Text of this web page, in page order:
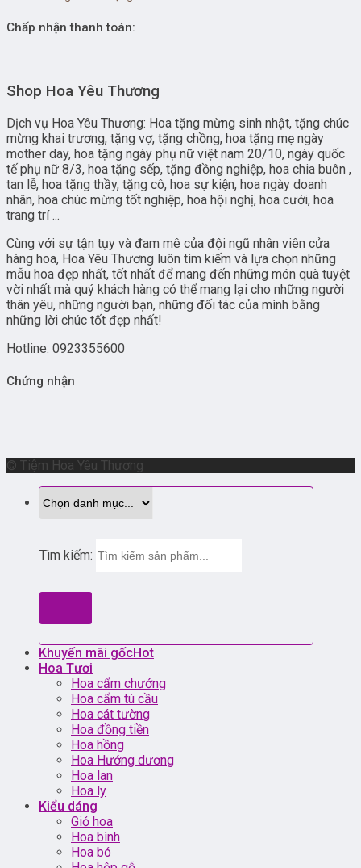
Chấp nhận thanh toán:
Shop Hoa Yêu Thương
Dịch vụ Hoa Yêu Thương: Hoa tặng mừng sinh nhật, tặng chúc
mừng khai trương, tặng vợ, tặng chồng, hoa tặng mẹ ngày
mother day, hoa tặng ngày phụ nữ việt nam 20/10, ngày quốc
tế phụ nữ 8/3, hoa tặng sếp, tặng đồng nghiệp, hoa chia buôn ,
tan lễ, hoa tặng thầy, tặng cô, hoa sự kiện, hoa ngày doanh
nhân, hoa chúc mừng tốt nghiệp, hoa hội nghị, hoa cưới, hoa
trang trí ...
Cùng với sự tận tụy và đam mê của đội ngũ nhân viên cửa
hàng hoa, Hoa Yêu Thương luôn tìm kiếm và lựa chọn những
mẫu hoa đẹp nhất, tốt nhất để mang đến những món quà tuyệt
vời nhất mà quý khách hàng có thể mang lại cho những người
thân yêu, những người bạn, những đối tác của mình bằng
những lời chúc tốt đẹp nhất!
Hotline: 0923355600
Chứng nhận
© Tiệm Hoa Yêu Thương
Tìm kiếm:
Khuyến mãi gốc
Hoa Tươi
Hoa cẩm chướng
Hoa cẩm tú cầu
Hoa cát tường
Hoa đồng tiền
Hoa hồng
Hoa Hướng dương
Hoa lan
Hoa ly
Kiểu dáng
Giỏ hoa
Hoa bình
Hoa bó